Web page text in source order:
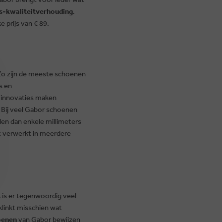
kwaliteitverhouding.
prijs van € 89.
zijn de meeste schoenen
en
innovaties maken
Bij veel Gabor schoenen
dan enkele millimeters
verwerkt in meerdere
is er tegenwoordig veel
misschien wat
van Gabor bewijzen